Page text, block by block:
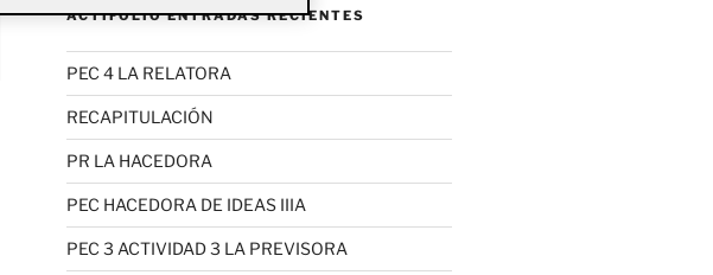
ACTIFOLIO ENTRADAS RECIENTES
PEC 4 LA RELATORA
RECAPITULACIÓN
PR LA HACEDORA
PEC HACEDORA DE IDEAS IIIA
PEC 3 ACTIVIDAD 3 LA PREVISORA